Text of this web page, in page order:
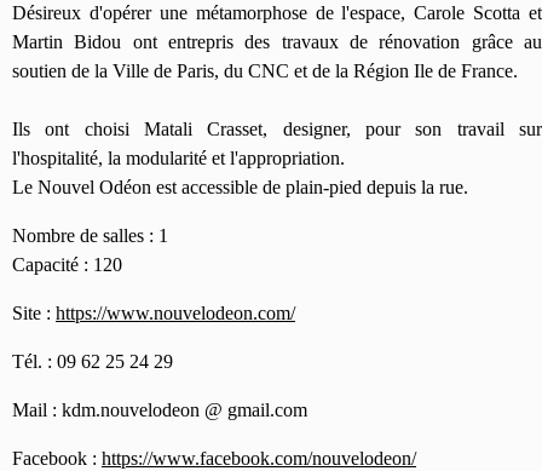
Désireux d'opérer une métamorphose de l'espace, Carole Scotta et
Martin Bidou ont entrepris des travaux de rénovation grâce au
soutien de la Ville de Paris, du CNC et de la Région Ile de France.
Ils ont choisi Matali Crasset, designer, pour son travail sur
l'hospitalité, la modularité et l'appropriation.
Le Nouvel Odéon est accessible de plain-pied depuis la rue.
Nombre de salles : 1
Capacité : 120
Site : https://www.nouvelodeon.com/
Tél. : 09 62 25 24 29
Mail : kdm.nouvelodeon @ gmail.com
Facebook : https://www.facebook.com/nouvelodeon/